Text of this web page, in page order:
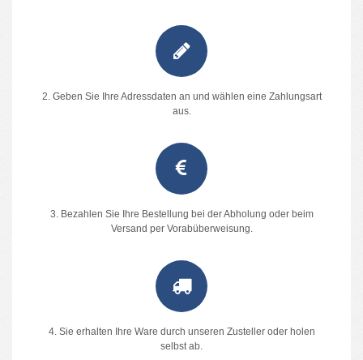
2. Geben Sie Ihre Adressdaten an und wählen eine Zahlungsart
aus.
3. Bezahlen Sie Ihre Bestellung bei der Abholung oder beim
Versand per Vorabüberweisung.
4. Sie erhalten Ihre Ware durch unseren Zusteller oder holen
selbst ab.